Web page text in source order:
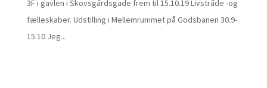
3F i gavlen i Skovsgårdsgade frem til 15.10.19 Livstråde -og
fælleskaber. Udstilling i Mellemrummet på Godsbanen 30.9-
15.10 Jeg...